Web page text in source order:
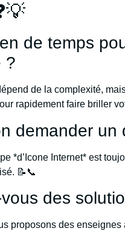
de temps
?
de la complexité,
rapidement faire briller
demander un
*d’Icone Internet* est
📝📞
des
proposons des